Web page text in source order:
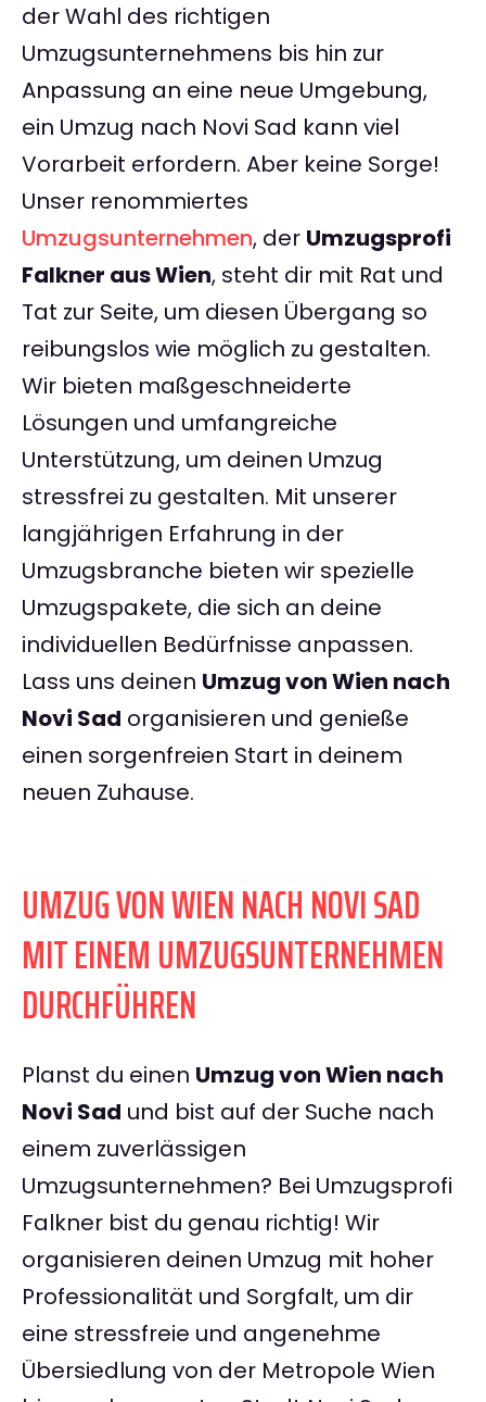
der Wahl des richtigen
Umzugsunternehmens bis hin zur
Anpassung an eine neue Umgebung,
ein Umzug nach Novi Sad kann viel
Vorarbeit erfordern. Aber keine Sorge!
Unser renommiertes
Umzugsunternehmen, der Umzugsprofi
Falkner aus Wien, steht dir mit Rat und
Tat zur Seite, um diesen Übergang so
reibungslos wie möglich zu gestalten.
Wir bieten maßgeschneiderte
Lösungen und umfangreiche
Unterstützung, um deinen Umzug
stressfrei zu gestalten. Mit unserer
langjährigen Erfahrung in der
Umzugsbranche bieten wir spezielle
Umzugspakete, die sich an deine
individuellen Bedürfnisse anpassen.
Lass uns deinen Umzug von Wien nach
Novi Sad organisieren und genieße
einen sorgenfreien Start in deinem
neuen Zuhause.
UMZUG VON WIEN NACH NOVI SAD
MIT EINEM UMZUGSUNTERNEHMEN
DURCHFÜHREN
Planst du einen Umzug von Wien nach
Novi Sad und bist auf der Suche nach
einem zuverlässigen
Umzugsunternehmen? Bei Umzugsprofi
Falkner bist du genau richtig! Wir
organisieren deinen Umzug mit hoher
Professionalität und Sorgfalt, um dir
eine stressfreie und angenehme
Übersiedlung von der Metropole Wien